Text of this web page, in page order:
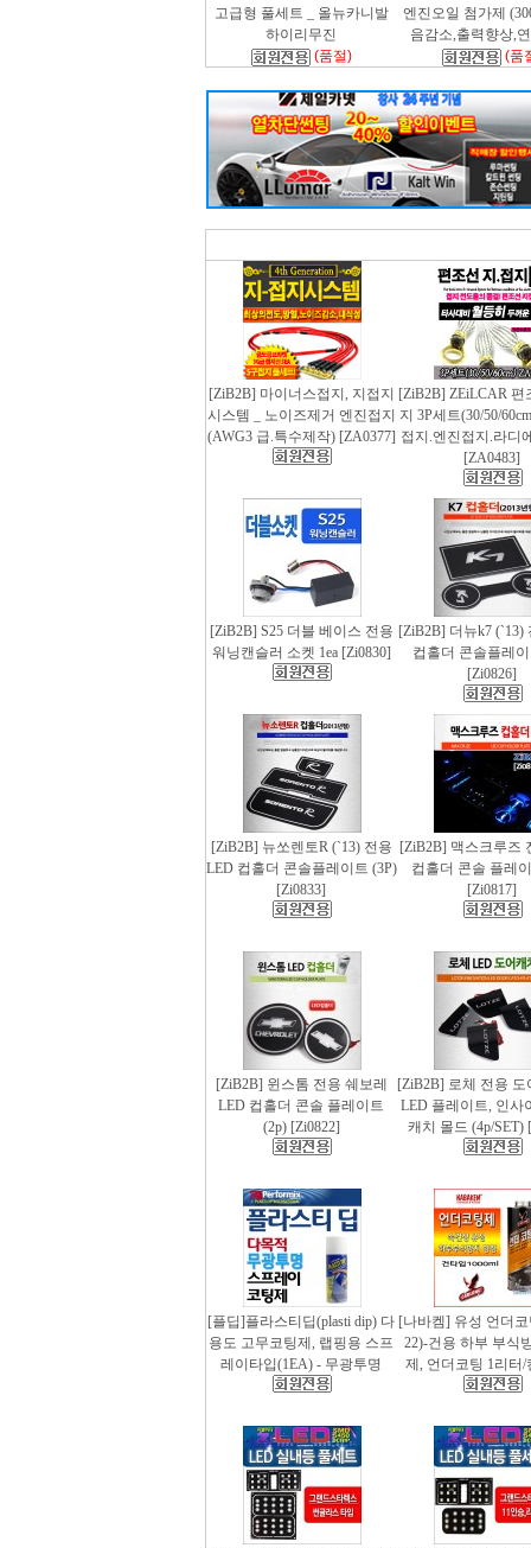
고급형 풀세트 _ 올뉴카니발
하이리무진
(품절)
엔진오일 첨가제
음감소,출력향상,
(품
[ZiB2B] 마이너스접지, 지접지
시스템 _ 노이즈제거 엔진접지
(AWG3 급.특수제작) [ZA0377]
[ZiB2B] ZEiLCAR 편
지 3P세트(30/50/
접지.엔진접지.라디
[ZA0483]
[ZiB2B] S25 더블 베이스 전용
워닝캔슬러 소켓 1ea [Zi0830]
[ZiB2B] 더뉴k7 (`13)
컵홀더 콘솔플레
[Zi0826]
[ZiB2B] 뉴쏘렌토R (`13) 전용
LED 컵홀더 콘솔플레이트 (3P)
[Zi0833]
[ZiB2B] 맥스크루즈
컵홀더 콘솔 플레
[Zi0817]
[ZiB2B] 윈스톰 전용 쉐보레
LED 컵홀더 콘솔 플레이트
(2p) [Zi0822]
[ZiB2B] 로체 전용 도
LED 플레이트, 인사
캐치 몰드 (4p/SET)
[플딥]플라스티딥(plasti dip) 다
용도 고무코팅제, 랩핑용 스프
레이타입(1EA) - 무광투명
[나바켐] 유성 언더
22)-건용 하부 부식
제, 언더코팅 1리터/